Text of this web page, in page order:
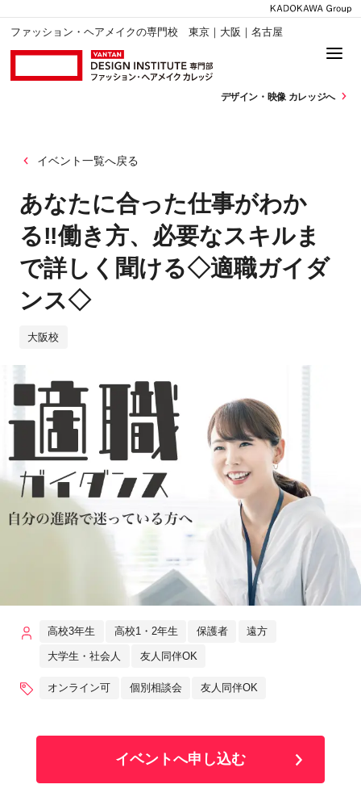
ファッション・ヘアメイクの専門校 東京｜大阪｜名古屋
デザイン・ 映像 カレッジへ
イベント一覧へ戻る
あなたに合った仕事がわか
る‼働き方、必要なスキルま
で詳しく聞ける◇適職ガイダ
ンス◇
大阪校
高校3年生 高校1・2年生 保護者 遠方
大学生・社会人 友人同伴OK
オンライン可 個別相談会 友人同伴OK
イベントへ申し込む